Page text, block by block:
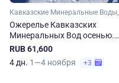
Ожерелье Кавказских
Минеральных Вод осенью.
Сокращенная программа
RUB 61,600
4 дн. 1—4 ноября +3